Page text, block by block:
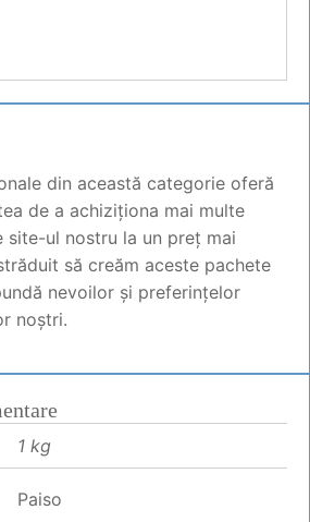
din această categorie oferă
de a achiziționa mai multe
site-ul nostru la un preț mai
să creăm aceste pachete
nevoilor și preferințelor
noștri.
1 kg
Paiso